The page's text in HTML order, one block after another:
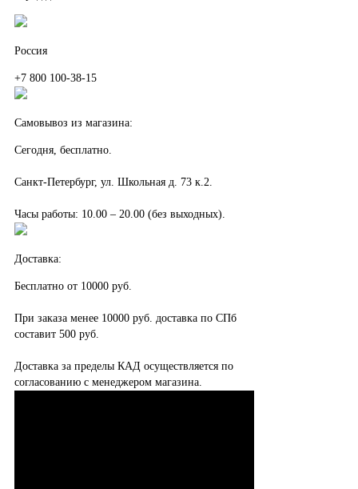
Россия
+7 800 100-38-15
Самовывоз из магазина:
Сегодня, бесплатно.
Санкт-Петербург, ул. Школьная д. 73 к.2.
Часы работы: 10.00 – 20.00 (без выходных).
Доставка:
Бесплатно от 10000 руб.
При заказа менее 10000 руб. доставка по СПб
составит 500 руб.
Доставка за пределы КАД осуществляется по
согласованию с менеджером магазина.